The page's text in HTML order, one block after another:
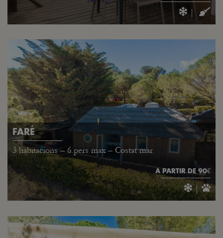
|
FARÉ
3 habitacions – 6 pers max – Costat mar
A PARTIR DE 90€
|